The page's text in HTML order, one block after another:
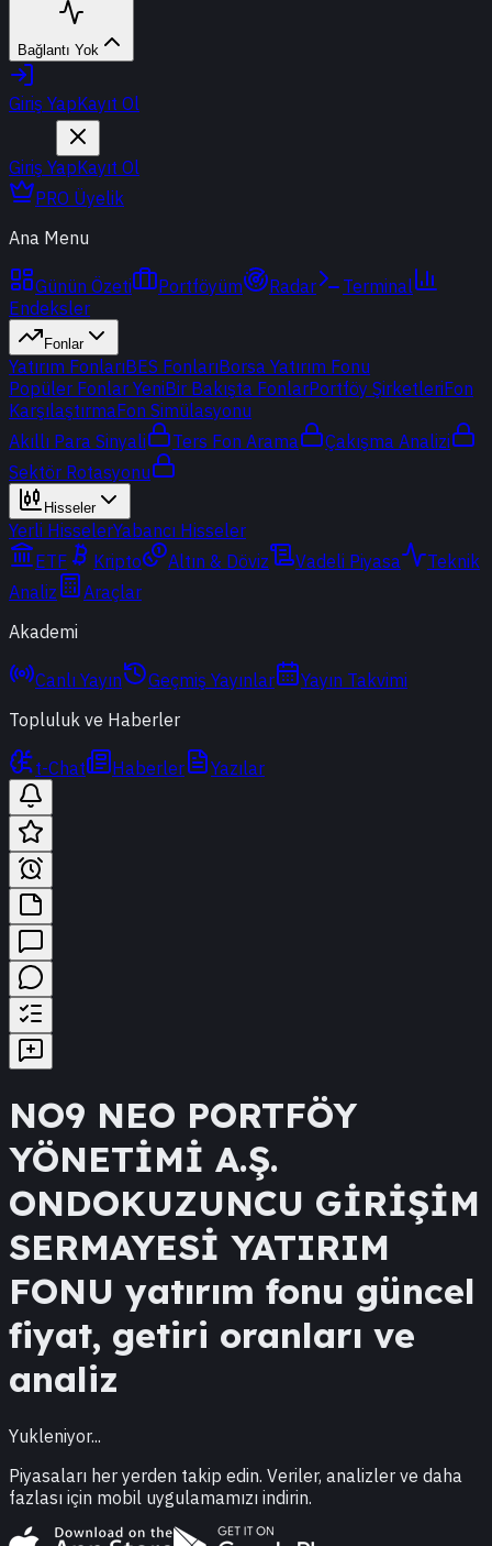
Bağlantı Yok
Giriş YapKayıt Ol
Giriş YapKayıt Ol
PRO Üyelik
Ana Menu
Günün Özeti Portföyüm Radar
Terminal
Endeksler
Fonlar
Yatırım FonlarıBES FonlarıBorsa Yatırım Fonu
Popüler Fonlar YeniBir Bakışta FonlarPortföy ŞirketleriFon
KarşılaştırmaFon Simülasyonu
Akıllı Para Sinyali
Ters Fon Arama
Çakışma Analizi
Sektör Rotasyonu
Hisseler
Yerli HisselerYabancı Hisseler
ETF
Kripto Altın & Döviz Vadeli Piyasa
Teknik
Analiz
Araçlar
Akademi
Canlı Yayın Geçmiş Yayınlar
Yayın Takvimi
Topluluk ve Haberler
t-Chat Haberler Yazılar
NO9 NEO PORTFÖY
YÖNETİMİ A.Ş.
ONDOKUZUNCU GİRİŞİM
SERMAYESİ YATIRIM
FONU yatırım fonu güncel
fiyat, getiri oranları ve
analiz
Yukleniyor...
Piyasaları her yerden takip edin. Veriler, analizler ve daha
fazlası için mobil uygulamamızı indirin.